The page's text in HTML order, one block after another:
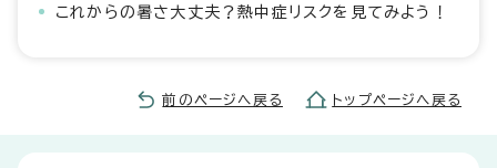
これからの暑さ大丈夫？熱中症リスクを見てみよう！
前のページへ戻る トップページへ戻る